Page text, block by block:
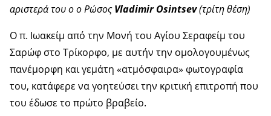
αριστερά του ο ο ΡώσοςVladimir Osintsev(τρίτη θέση)
Ο π. Ιωακείμ από την Μονή του Αγίου Σεραφείμ του
Σαρώφ στο Τρίκορφο, με αυτήν την ομολογουμένως
πανέμορφη και γεμάτη «ατμόσφαιρα» φωτογραφία
του, κατάφερε να γοητεύσει την κριτική επιτροπή που
του έδωσε το πρώτο βραβείο.